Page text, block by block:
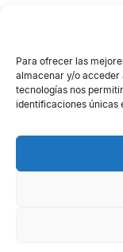
Para ofrecer las
almacenar y/o acceder
tecnologías nos
identificaciones únicas